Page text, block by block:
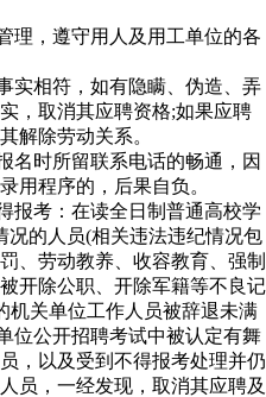
，遵守用人及用工单位的各
相符，如有隐瞒、伪造、弄
，取消其应聘资格;如果应聘
解除劳动关系。
时所留联系电话的畅通，因
用程序的，后果自负。
考：在读全日制普通高校学
况的人员(相关违法违纪情况包
、劳动教养、收容教育、强制
开除公职、开除军籍等不良记
机关单位工作人员被辞退未满
位公开招聘考试中被认定有舞
，以及受到不得报考处理并仍
员，一经发现，取消其应聘及